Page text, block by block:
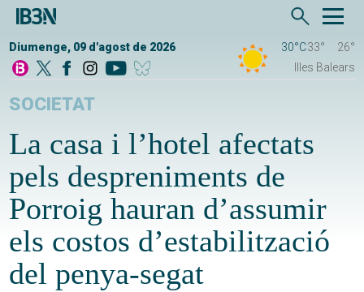
Diumenge, 09 d'agost de 2026 30°C33°
26°
Illes Balears
SOCIETAT
La casa i l’hotel afectats
pels despreniments de
Porroig hauran d’assumir
els costos d’estabilització
del penya-segat